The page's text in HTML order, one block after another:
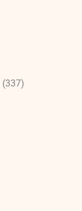
(337)